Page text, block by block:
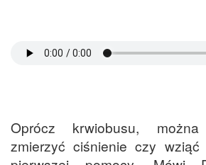
Oprócz krwiobusu,
zmierzyć ciśnienie czy wziąć